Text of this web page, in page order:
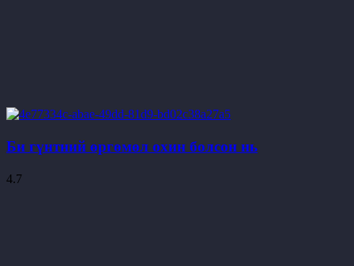
Би гүнтний өргөмөл охин болсон нь
4.7